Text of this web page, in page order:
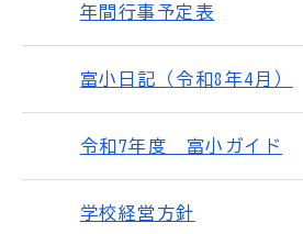
年間行事予定表
富小日記（令和8年4月）
令和7年度 富小ガイド
学校経営方針